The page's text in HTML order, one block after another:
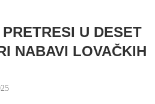
U DESET
NABAVI LOVAČKIH